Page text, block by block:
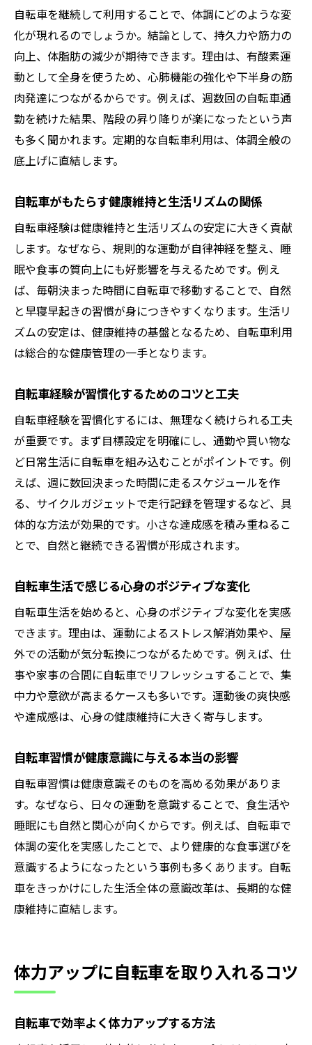
ダイエット成功を導く自転車の活用法
自転車を使ったダイエットの継続術を解説
自転車経験で無理なく体重を減らす習慣
自転車ダイエットでリバウンドを防ぐコツ
自転車で理想体型へ近づくための工夫
食事管理と組み合わせた自転車活用法
自転車ダイエットの成功事例と体験談
自転車で脂肪燃焼効率を上げる実践方法
自転車経験が脂肪燃焼に与える効果とは
運動強度別に見る自転車の脂肪燃焼メリッ
ト
20分以上の自転車走行で体脂肪を落とすコ
ツ
自転車で痩せやすい身体を作るポイント
脂肪燃焼を促す自転車生活の始め方
自転車で筋力アップを実感するトレーニン
グ
自転車経験が下半身の筋肉に与える効果
自転車が全身の筋肉に効く理由とポイント
自転車運動でバランスよく筋肉を増やす方
筋力アップを支える自転車習慣のつくり方
落車や事故リスクを減らす安全対策
自転車経験で身につける落車防止の心得
事故リスクを下げるための自転車安全対策
自転車でヒヤリとした場面の対処法
自転車事故を防ぐ日常の確認ポイント
自転車経験で安全意識を高める方法
サイクルガジェットで快適な自転車生活を
自転車生活に役立つサイクルガジェット活
用術
自転車経験者おすすめの便利ガジェット紹
介
サイクルガジェットで毎日を安全快適に過
ごす
報
毎日の自転車経験がもたらす嬉しい変化
自転車を継続して利用することで、体調にどのような変
化が現れるのでしょうか。結論として、持久力や筋力の
向上、体脂肪の減少が期待できます。理由は、有酸素運
動として全身を使うため、心肺機能の強化や下半身の筋
肉発達につながるからです。例えば、週数回の自転車通
勤を続けた結果、階段の昇り降りが楽になったという声
も多く聞かれます。定期的な自転車利用は、体調全般の
底上げに直結します。
自転車がもたらす健康維持と生活リズムの関係
自転車経験は健康維持と生活リズムの安定に大きく貢献
します。なぜなら、規則的な運動が自律神経を整え、睡
眠や食事の質向上にも好影響を与えるためです。例え
ば、毎朝決まった時間に自転車で移動することで、自然
と早寝早起きの習慣が身につきやすくなります。生活リ
ズムの安定は、健康維持の基盤となるため、自転車利用
は総合的な健康管理の一手となります。
自転車経験が習慣化するためのコツと工夫
自転車経験を習慣化するには、無理なく続けられる工夫
が重要です。まず目標設定を明確にし、通勤や買い物な
ど日常生活に自転車を組み込むことがポイントです。例
えば、週に数回決まった時間に走るスケジュールを作
る、サイクルガジェットで走行記録を管理するなど、具
体的な方法が効果的です。小さな達成感を積み重ねるこ
とで、自然と継続できる習慣が形成されます。
自転車生活で感じる心身のポジティブな変化
自転車生活を始めると、心身のポジティブな変化を実感
できます。理由は、運動によるストレス解消効果や、屋
外での活動が気分転換につながるためです。例えば、仕
事や家事の合間に自転車でリフレッシュすることで、集
中力や意欲が高まるケースも多いです。運動後の爽快感
や達成感は、心身の健康維持に大きく寄与します。
自転車習慣が健康意識に与える本当の影響
自転車習慣は健康意識そのものを高める効果がありま
す。なぜなら、日々の運動を意識することで、食生活や
睡眠にも自然と関心が向くからです。例えば、自転車で
体調の変化を実感したことで、より健康的な食事選びを
意識するようになったという事例も多くあります。自転
車をきっかけにした生活全体の意識改革は、長期的な健
康維持に直結します。
体力アップに自転車を取り入れるコツ
自転車で効率よく体力アップする方法